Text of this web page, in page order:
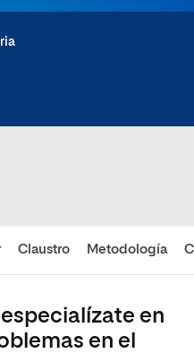
Claustro Metodología
en
en el